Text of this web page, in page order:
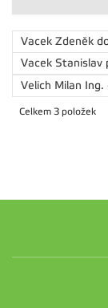
Vacek Zdeněk
Vacek Stanislav
Velich Milan Ing.
Celkem 3 položek